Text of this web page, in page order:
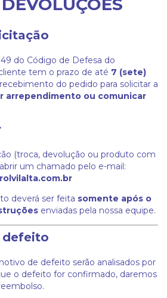
do Código de Defesa do
tem o prazo de até 7 (sete)
do pedido para solicitar a
arrependimento ou comunicar
(troca, devolução ou produto com
um chamado pelo e-mail:
deverá ser feita somente após o
enviadas pela nossa equipe.
defeito
de defeito serão analisados por
o defeito for confirmado, daremos